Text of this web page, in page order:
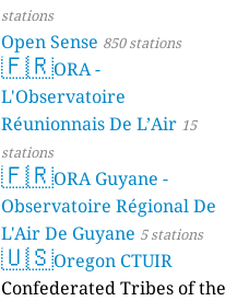
stations
Open Sense 850 stations
🇫🇷ORA -
L'Observatoire
Réunionnais De L’Air 15
stations
🇫🇷ORA Guyane -
Observatoire Régional De
L'Air De Guyane 5 stations
🇺🇸Oregon CTUIR
Confederated Tribes of the